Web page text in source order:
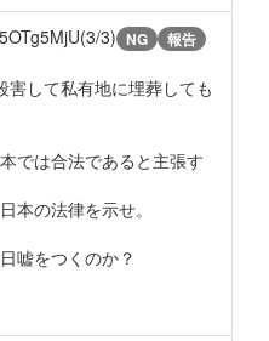
3) NG 報告
害して私有地に埋葬しても
では合法であると主張す
本の法律を示せ。
嘘をつくのか？